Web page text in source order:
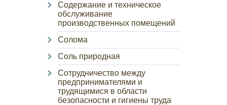
Содержание и техническое
обслуживание
производственных помещений
Солома
Соль природная
Сотрудничество между
предпринимателями и
трудящимися в области
безопасности и гигиены труда